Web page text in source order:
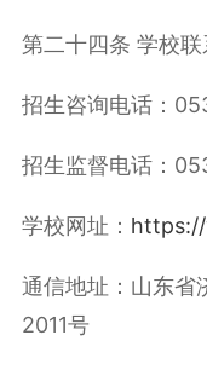
第二十四条 学校联
招生咨询电话：
招生监督电话：
学校网址：
通信地址：山东省
2011号